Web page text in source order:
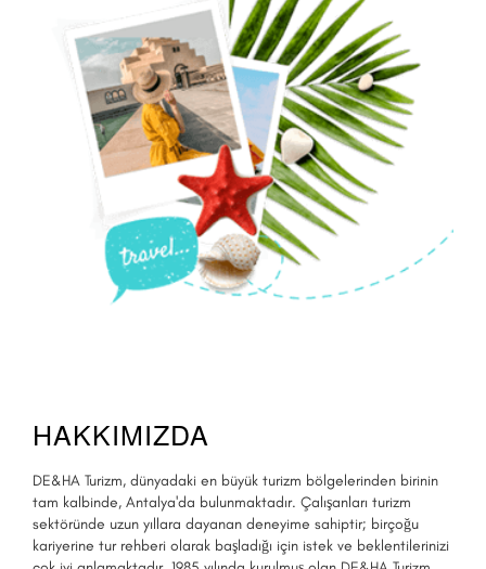
HAKKIMIZDA
DE&HA Turizm, dünyadaki en büyük turizm bölgelerinden birinin
tam kalbinde, Antalya'da bulunmaktadır. Çalışanları turizm
sektöründe uzun yıllara dayanan deneyime sahiptir; birçoğu
kariyerine tur rehberi olarak başladığı için istek ve beklentilerinizi